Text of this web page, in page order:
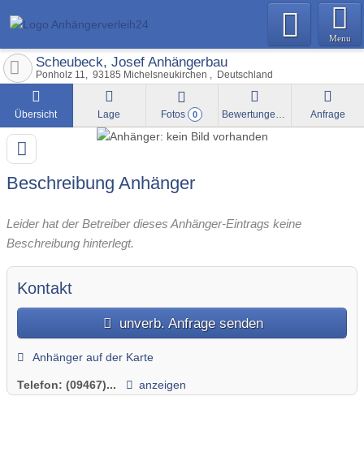
Menu
Scheubeck, Josef Anhängerbau
Ponholz 11 93185 Michelsneukirchen Deutschland
Übersicht Lage Fotos 0 Bewertungen Anfrage
Beschreibung Anhänger
Leider hat der Betreiber dieses Anhänger-Eintrags keine
Beschreibung hinterlegt.
Kontakt
unverb. Anfrage senden
Anhänger auf der Karte
Telefon: (09467)... anzeigen